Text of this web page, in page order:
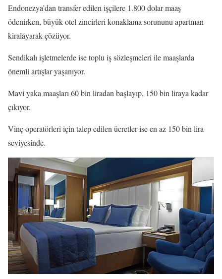
Endonezya’dan transfer edilen işçilere 1.800 dolar maaş
ödenirken, büyük otel zincirleri konaklama sorununu apartman
kiralayarak çözüyor.
Sendikalı işletmelerde ise toplu iş sözleşmeleri ile maaşlarda
önemli artışlar yaşanıyor.
Mavi yaka maaşları 60 bin liradan başlayıp, 150 bin liraya kadar
çıkıyor.
Vinç operatörleri için talep edilen ücretler ise en az 150 bin lira
seviyesinde.